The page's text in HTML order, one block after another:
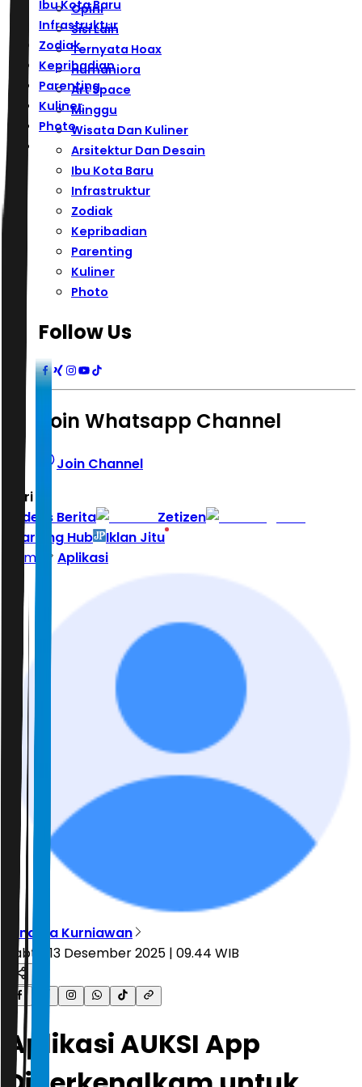
Ibu Kota Baru
Infrastruktur
Zodiak
Kepribadian
Parenting
Kuliner
Photo
Opini
Sisi Lain
Ternyata Hoax
Humaniora
Art Space
Minggu
Wisata Dan Kuliner
Arsitektur Dan Desain
Ibu Kota Baru
Infrastruktur
Zodiak
Kepribadian
Parenting
Kuliner
Photo
Follow Us
Join Whatsapp Channel
Join Channel
Hari ini
Indeks Berita
Zetizen
Learning Hub
Iklan Jitu
Home
Aplikasi
Dinarsa Kurniawan
Sabtu, 13 Desember 2025 | 09.44 WIB
Aplikasi AUKSI App